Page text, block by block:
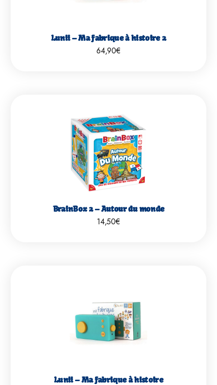
Lunii – Ma fabrique à histoire 2
64,90€
BrainBox 2 – Autour du monde
14,50€
Lunii – Ma fabrique à histoire